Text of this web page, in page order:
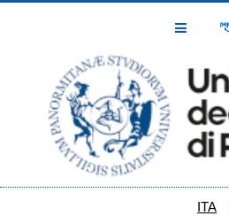
Toggle
ITA